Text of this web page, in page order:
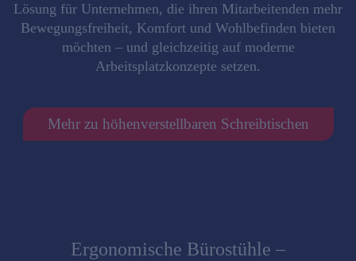
Lösung für Unternehmen, die ihren Mitarbeitenden mehr
Bewegungsfreiheit, Komfort und Wohlbefinden bieten
möchten – und gleichzeitig auf moderne
Arbeitsplatzkonzepte setzen.
Mehr zu höhenverstellbaren Schreibtischen
Ergonomische Bürostühle –